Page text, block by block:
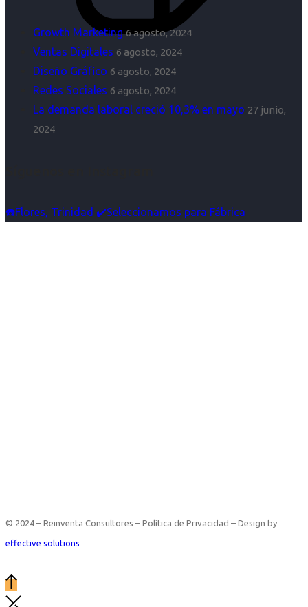
Growth Marketing 6 agosto, 2024
Ventas Digitales 6 agosto, 2024
Diseño Gráfico 6 agosto, 2024
Redes Sociales 6 agosto, 2024
La demanda laboral creció 10,3% en mayo 27 junio,
2024
☎️Flores, Trinidad ✔️Seleccionamos para Fábrica
© 2024 – Reinventa Consultores – Política de Privacidad – Design by
effective solutions